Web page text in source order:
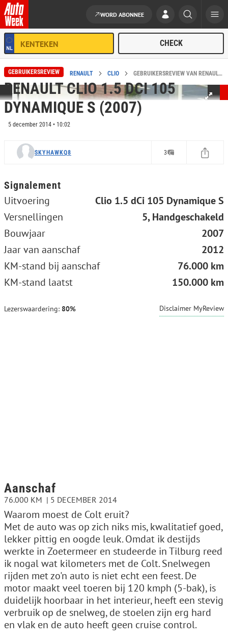
Ga naar de inhoud
WORD ABONNEE
HOME REVIEWS RENAULT CLIO GEBRUIKERSREVIEW VAN RENAULT CLIO 1.5 DCI 105 DYNAMIQUE S (2007)
GEBRUIKERSREVIEW
RENAULT CLIO 1.5 DCI 105
DYNAMIQUE S (2007)
5 december 2014 • 10:02
SKYHAWKQ8 3
Signalement
Uitvoering
Clio 1.5 dCi 105 Dynamique S
Versnellingen
5, Handgeschakeld
Bouwjaar
2007
Jaar van aanschaf
2012
KM-stand bij aanschaf
76.000 km
KM-stand laatst
150.000 km
Lezerswaardering: 80% Disclaimer MyReview
Aanschaf
76.000 KM 5 DECEMBER 2014
Waarom moest de Colt eruit?
Met de auto was op zich niks mis, kwalitatief goed,
lekker pittig en oogde leuk. Omdat ik destijds
werkte in Zoetermeer en studeerde in Tilburg reed
ik nogal wat kilometers met de Colt. Snelwegen
rijden met zo'n auto is niet echt een feest. De
motor maakt veel toeren bij 120 kmph (5-bak), is
duidelijk hoorbaar in het interieur, heeft een stevig
verbruik op de snelweg, de stoelen zijn erg hard
en vlak en de auto heeft geen cruise control.